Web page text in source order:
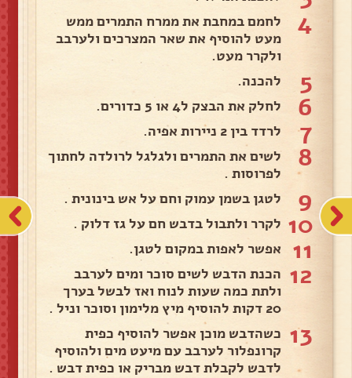
4
לחמם במחבת את ממרח התמרים ממש
מעט להוסיף את שאר המצרכים ולערבב
ולקרר מעט.
5 להכנה.
6 לחלק את הבצק ל4 או 5 כדורים.
7 לרדד בין 2 ניירות אפיה.
8
לשים את התמרים ולגלגל לרולדה לחתוך
לפרוסות .
9 לטגן בשמן עמוק וחם על אש בינונית .
10 לקרר ולתבול בדבש חם על גז דלוק .
11 אפשר לאפות במקום לטגן.
12 הכנת הדבש לשים סוכר ומים לערבב
ולתת כמה שעות לנוח ואז לבשל בערך
20 דקות להוסיף מיץ מלימון וסוכר וניל .
13 כשהדבש מוכן אפשר להוסיף כפית
קרונפלור לערבב עם מיעט מים ולהוסיף
לדבש לקבלת דבש מבריק או כפית דבש .